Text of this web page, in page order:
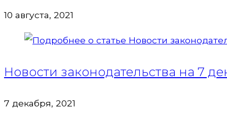
10 августа, 2021
Новости законодательства на 7
7 декабря, 2021